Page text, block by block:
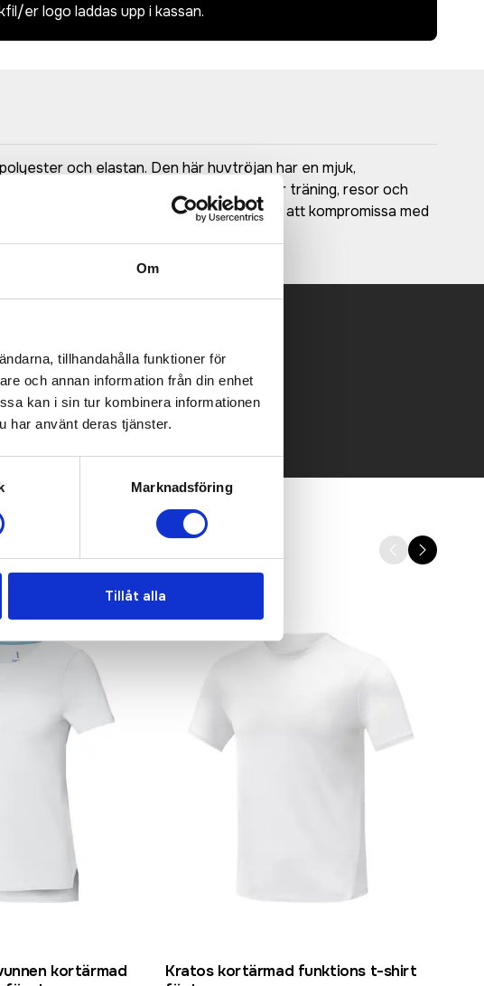
Om
tillhandahålla funktioner för
och annan information från din enhet
kan i sin tur kombinera informationen
har använt deras tjänster.
Marknadsföring
Tillåt alla
er logo laddas upp i kassan.
och elastan. Den här huvtröjan har en mjuk,
egenskaperna gör den idealisk för träning, resor och
Danali funktionaliteten i fokus utan att kompromissa med
över mailen.
kortärmad
Kratos kortärmad funktions t-shirt